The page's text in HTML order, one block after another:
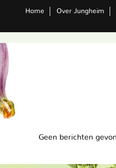
Home Over Jungheim
Geen berichten